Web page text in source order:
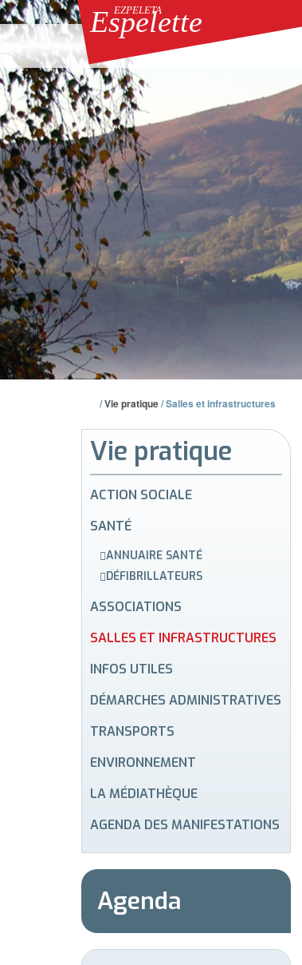
Espelette
EZPELETA
/Vie pratique/Salles et infrastructures
Vie pratique
ACTION SOCIALE
SANTÉ
ANNUAIRE SANTÉ
DÉFIBRILLATEURS
ASSOCIATIONS
SALLES ET INFRASTRUCTURES
INFOS UTILES
DÉMARCHES ADMINISTRATIVES
TRANSPORTS
ENVIRONNEMENT
LA MÉDIATHÈQUE
AGENDA DES MANIFESTATIONS
Agenda